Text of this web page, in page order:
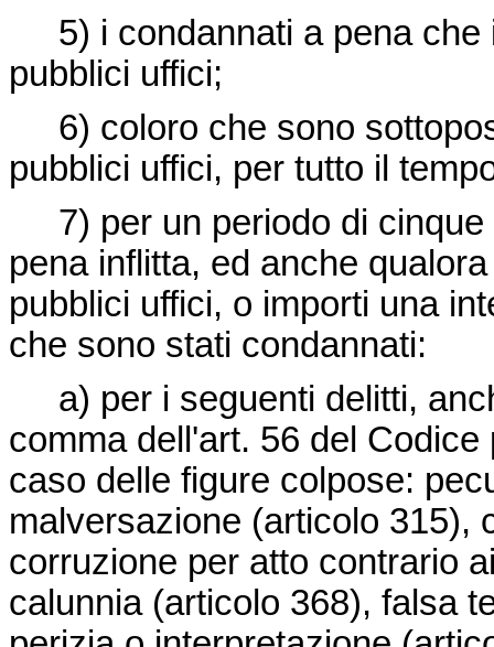
5) i condannati a pena che
pubblici uffici;
6) coloro che sono
pubblici uffici, per tutto il
7) per un periodo di cinque
pena inflitta, ed anche
pubblici uffici, o importi una
che sono stati condannati:
a) per i seguenti delitti,
comma dell'art. 56 del
caso delle figure colpose:
malversazione (articolo 315),
corruzione per atto contrario
calunnia (articolo 368), falsa